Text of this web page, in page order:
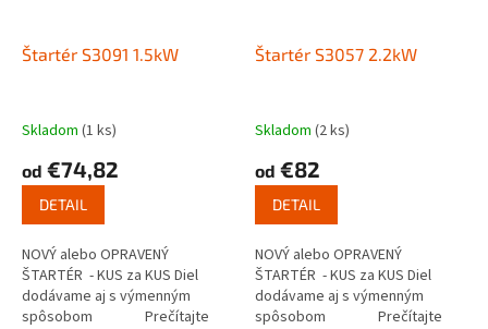
Štartér S3091 1.5kW
Skladom (1 ks)
od €74,82
DETAIL
NOVÝ alebo OPRAVENÝ
ŠTARTÉR - KUS za KUS Diel
dodávame aj s výmenným
spôsobom Prečítajte
Štartér S3057 2.2kW
Skladom (2 ks)
od €82
DETAIL
NOVÝ alebo OPRAVENÝ
ŠTARTÉR - KUS za KUS Diel
dodávame aj s výmenným
spôsobom Prečítajte